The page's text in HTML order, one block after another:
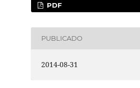
PDF
PUBLICADO
2014-08-31